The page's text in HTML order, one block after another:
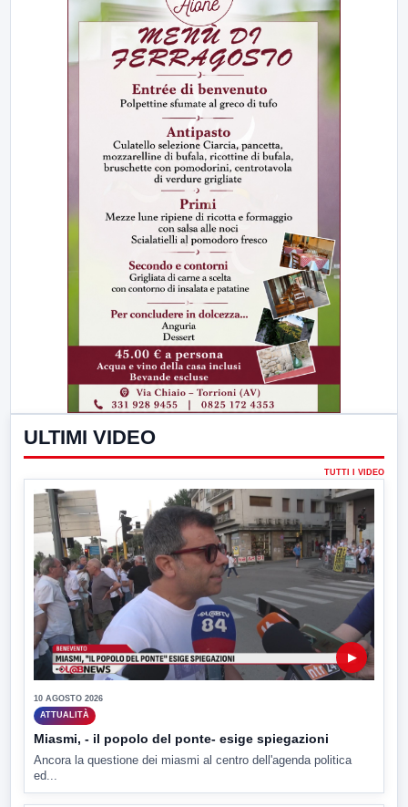
ULTIMI VIDEO
TUTTI I VIDEO
▶
10 AGOSTO 2026
ATTUALITÀ
Miasmi, - il popolo del ponte- esige spiegazioni
Ancora la questione dei miasmi al centro dell'agenda politica
ed...